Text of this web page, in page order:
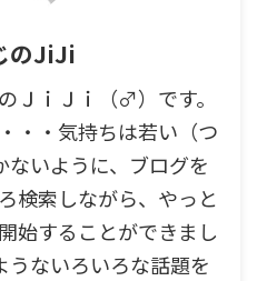
のJiJi
ＪｉＪｉ（♂）です。
・・気持ちは若い（つ
ないように、ブログを
検索しながら、やっと
始することができまし
うないろいろな話題を